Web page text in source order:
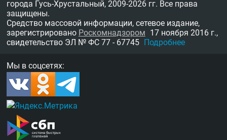
города Гусь-Хрустальный, 2009-2026 гг. Все права
защищены.
Средство массовой информации, сетевое издание,
зарегистрировано Роскомнадзором 17 ноября 2016 г.,
свидетельство ЭЛ № ФС 77 - 67745 Подробнее
Мы в соцсетях: